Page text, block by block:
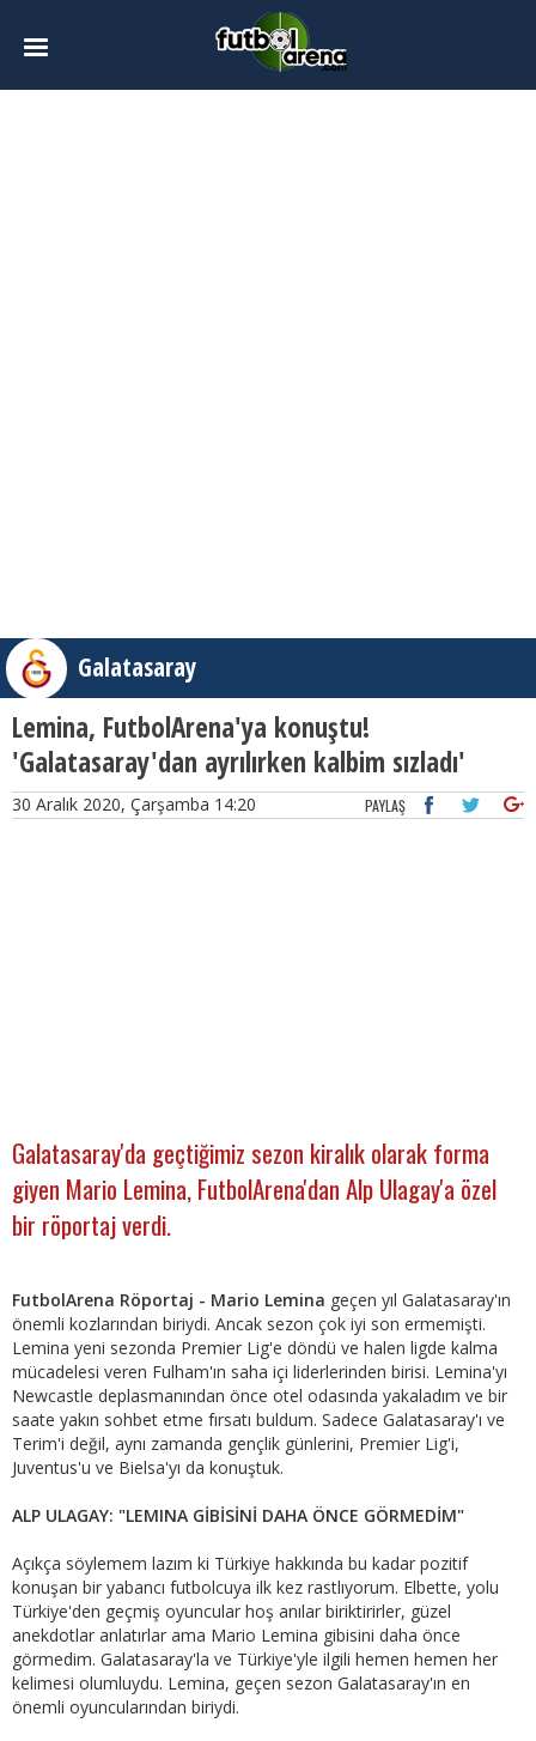
Galatasaray
Lemina, FutbolArena'ya konuştu!
'Galatasaray'dan ayrılırken kalbim sızladı'
30 Aralık 2020, Çarşamba 14:20 PAYLAŞ
Galatasaray'da geçtiğimiz sezon kiralık olarak forma
giyen Mario Lemina, FutbolArena'dan Alp Ulagay'a özel
bir röportaj verdi.
FutbolArena Röportaj - Mario Lemina geçen yıl Galatasaray'ın
önemli kozlarından biriydi. Ancak sezon çok iyi son ermemişti.
Lemina yeni sezonda Premier Lig'e döndü ve halen ligde kalma
mücadelesi veren Fulham'ın saha içi liderlerinden birisi. Lemina'yı
Newcastle deplasmanından önce otel odasında yakaladım ve bir
saate yakın sohbet etme fırsatı buldum. Sadece Galatasaray'ı ve
Terim'i değil, aynı zamanda gençlik günlerini, Premier Lig'i,
Juventus'u ve Bielsa'yı da konuştuk.
ALP ULAGAY: "LEMINA GİBİSİNİ DAHA ÖNCE GÖRMEDİM"
Açıkça söylemem lazım ki Türkiye hakkında bu kadar pozitif
konuşan bir yabancı futbolcuya ilk kez rastlıyorum. Elbette, yolu
Türkiye'den geçmiş oyuncular hoş anılar biriktirirler, güzel
anekdotlar anlatırlar ama Mario Lemina gibisini daha önce
görmedim. Galatasaray'la ve Türkiye'yle ilgili hemen hemen her
kelimesi olumluydu. Lemina, geçen sezon Galatasaray'ın en
önemli oyuncularından biriydi.